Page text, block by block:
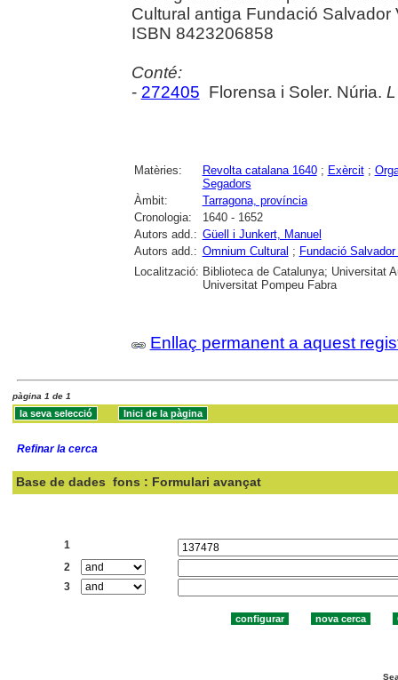
Cultural antiga Fundació Salvador
ISBN 8423206858
Conté:
- 272405 Florensa i Soler. Núria.
Matèries: Revolta catalana 1640; Exèrcit;
Segadors
Àmbit:
Tarragona, província
Cronologia:
1640 - 1652
Autors add.: Güell i Junkert, Manuel
Autors add.: Omnium Cultural ; Fundació
Localització: Biblioteca de Catalunya; Universitat
Universitat Pompeu Fabra
Enllaç permanent a aquest
pàgina 1 de 1
Refinar la cerca
Base de dades fons : Formulari avançat
1
2
3